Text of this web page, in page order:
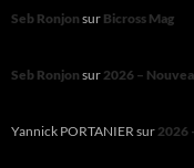
Seb Ronjon sur Bicross Mag
Seb Ronjon sur 2026 –
Yannick PORTANIER sur 2026